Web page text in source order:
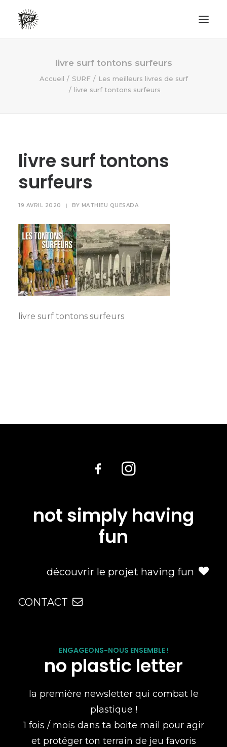
AVENTURES
ECO FRIENDLY
NO PLASTIC LETTER
RECHERCHE
livre surf tontons surfeurs
Accueil SURF
Les meilleurs livres de surf
livre surf tontons surfeurs
livre surf tontons
surfeurs
19 AVRIL 2020 | BY MATHIEU QUESADA
livre surf tontons surfeurs
not simply having
fun
découvrir le projet having fun
CONTACT
ENGAGEONS-NOUS ENSEMBLE !
no plastic letter
la première newsletter qui combat le
plastique !
1 fois / mois dans ta boite mail pour agir
et protéger ton terrain de jeu favoris